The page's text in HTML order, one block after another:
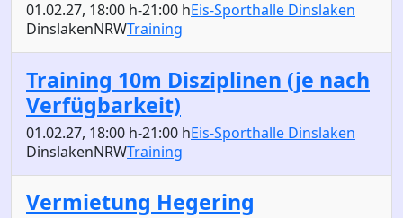
01.02.27, 18:00 h-21:00 hEis-Sporthalle Dinslaken
DinslakenNRWTraining
Training 10m Disziplinen (je nach
Verfügbarkeit)
01.02.27, 18:00 h-21:00 hEis-Sporthalle Dinslaken
DinslakenNRWTraining
Vermietung Hegering